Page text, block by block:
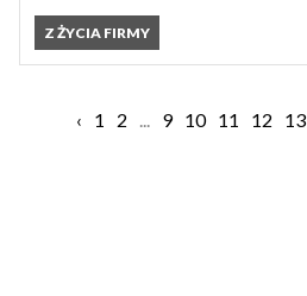
Z ŻYCIA FIRMY
‹ 1 2 9 10 11 12 13